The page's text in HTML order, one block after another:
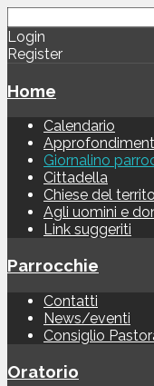
Login
Register
Home
Calendario
Giornalino
Cittadella
Chiese del
Agli uomini e
Link suggeriti
Parrocchie
Contatti
News/eventi
Consiglio
Oratorio